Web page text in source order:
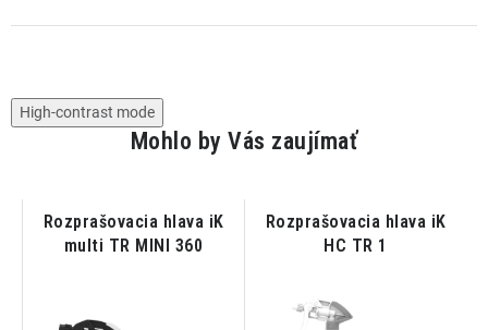
High-contrast mode
Mohlo by Vás zaujímať
Rozprašovacia hlava iK
multi TR MINI 360
Rozprašovacia hlava iK
HC TR 1